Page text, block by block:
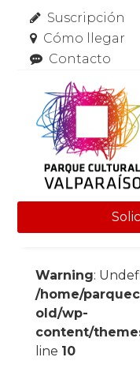
Suscripción
Cómo llegar
Contacto
Warning:
/home/
old/wp-
content/
line 10